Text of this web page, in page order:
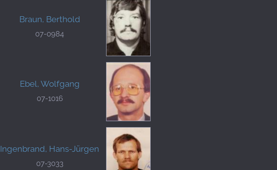
Braun, Berthold
07-0984
Ebel, Wolfgang
07-1016
Ingenbrand, Hans-Jürgen
07-3033